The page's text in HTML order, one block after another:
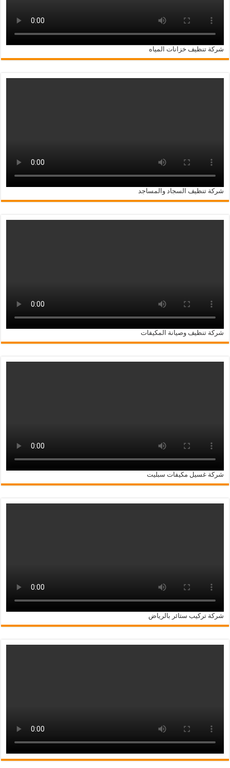
شركة تنظيف خزانات المياه
شركة تنظيف السجاد والمساجد
شركة تنظيف وصيانة المكيفات
شركة غسيل مكيفات سبليت
شركة تركيب ستائر بالرياض